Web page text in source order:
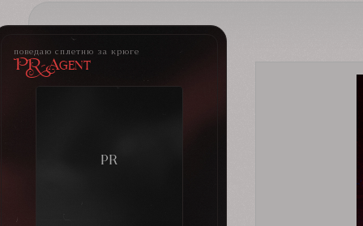
поведаю сплетню за крюге
PR-Agent